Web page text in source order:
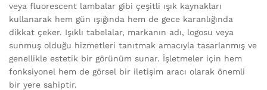
veya fluorescent lambalar gibi çeşitli ışık kaynakları
kullanarak hem gün ışığında hem de gece karanlığında
dikkat çeker. Işıklı tabelalar, markanın adı, logosu veya
sunmuş olduğu hizmetleri tanıtmak amacıyla tasarlanmış ve
genellikle estetik bir görünüm sunar. İşletmeler için hem
fonksiyonel hem de görsel bir iletişim aracı olarak önemli
bir yere sahiptir.